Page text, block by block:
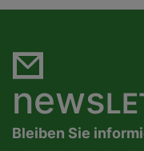
news
Bleiben Sie